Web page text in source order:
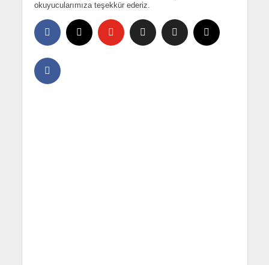
okuyucularımıza teşekkür ederiz.